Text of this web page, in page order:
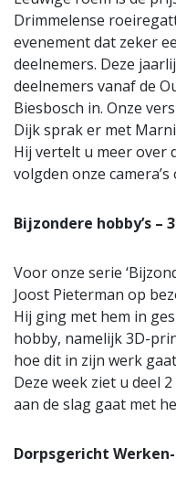
Drimmelense
evenement dat zeker
deelnemers. Deze
deelnemers vanaf de
Biesbosch in. Onze
Dijk sprak er met
Hij vertelt u meer over
volgden onze
Bijzondere hobby’s –
Voor onze serie
Joost Pieterman op
Hij ging met hem in
hobby, namelijk 3D-
hoe dit in zijn werk
Deze week ziet u deel
aan de slag gaat met
Dorpsgericht